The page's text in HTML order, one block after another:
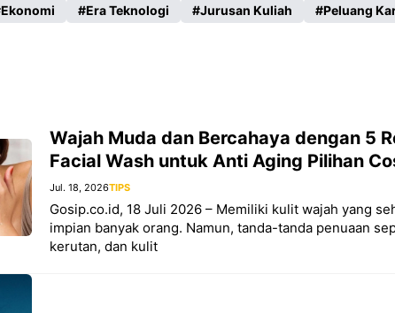
Ekonomi Era Teknologi Jurusan Kuliah Peluang
Wajah Muda dan Bercahaya dengan 5
Facial Wash untuk Anti Aging Pilihan
Jul. 18, 2026TIPS
Gosip.co.id, 18 Juli 2026 – Memiliki kulit wajah yang
impian banyak orang. Namun, tanda-tanda penuaan
kerutan, dan kulit